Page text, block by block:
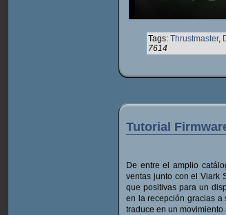
Tags: Thrustmaster,
7614
Tutorial
De entre el amplio
ventas junto con el Viark
que positivas para un
en la recepción gracias a
traduce en un